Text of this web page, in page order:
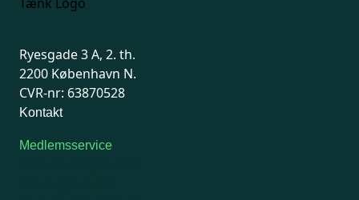
Ryesgade 3 A, 2. th.
2200 København N.
CVR-nr: 63870528
Kontakt
Medlemsservice